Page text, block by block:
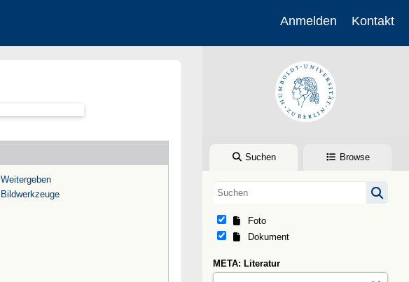
Anmelden Kontakt
Suchen Browse
Foto
Dokument
META: Literatur
Weitergeben
Bildwerkzeuge